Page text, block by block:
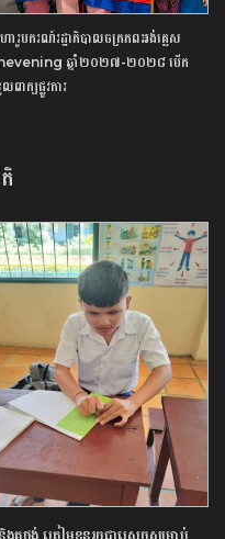
ារូបករណ៍​រដ្ឋាភិបាល​ចក្រភព​អង់គ្លេស​
ឆ្នាំ​២០២៧​-​២០២៨​ ​បើក​
ពាក្យ​ផ្លូវការ​
គថ្លង់​ ត្រៀមខ្លួន​រួច​ជាស្រេច​សម្រាប់​